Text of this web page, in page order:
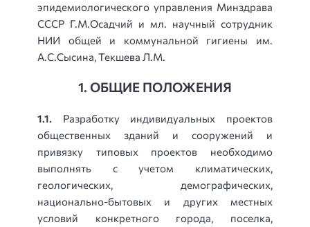
эпидемиологического управления Минздрава
СССР Г.М.Осадчий и мл. научный сотрудник
НИИ общей и коммунальной гигиены им.
А.С.Сысина, Текшева Л.М.
1. ОБЩИЕ ПОЛОЖЕНИЯ
1.1.
Разработку индивидуальных проектов
общественных зданий и сооружений и
привязку типовых проектов необходимо
выполнять с учетом климатических,
геологических, демографических,
национально-бытовых и других местных
условий конкретного города, поселка,